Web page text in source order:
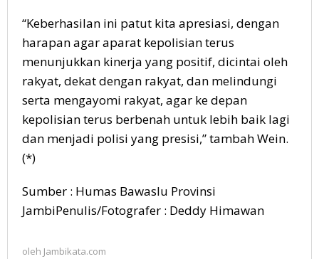
“Keberhasilan ini patut kita apresiasi, dengan
harapan agar aparat kepolisian terus
menunjukkan kinerja yang positif, dicintai oleh
rakyat, dekat dengan rakyat, dan melindungi
serta mengayomi rakyat, agar ke depan
kepolisian terus berbenah untuk lebih baik lagi
dan menjadi polisi yang presisi,” tambah Wein.
(*)
Sumber : Humas Bawaslu Provinsi
JambiPenulis/Fotografer : Deddy Himawan
oleh Jambikata.com